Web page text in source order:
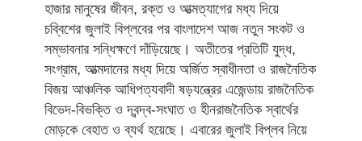
হাজার মানুষের জীবন, রক্ত ও আত্মত্যাগের মধ্য দিয়ে
চব্বিশের জুলাই বিপ্লবের পর বাংলাদেশ আজ নতুন সংকট ও
সম্ভাবনার সন্ধিক্ষণে দাঁড়িয়েছে। অতীতের প্রতিটি যুদ্ধ,
সংগ্রাম, আত্মদানের মধ্য দিয়ে অর্জিত স্বাধীনতা ও রাজনৈতিক
বিজয় আঞ্চলিক আধিপত্যবাদী ষড়যন্ত্রের এজেন্ডায় রাজনৈতিক
বিভেদ-বিভক্তি ও দ্বন্দ্ব-সংঘাত ও হীনরাজনৈতিক স্বার্থের
মোড়কে বেহাত ও ব্যর্থ হয়েছে। এবারের জুলাই বিপ্লব নিয়ে